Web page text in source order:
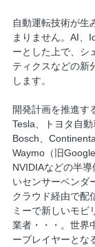
自動運転技術が生
まりません。AI、
ーとした上で、シ
ティクスなどの新
します。
開発計画を推進す
Tesla、トヨタ自
Bosch、
Waymo（旧
NVIDIAなどの半
いセンサーベンダ
クラウド経由で配
ミーで新しいモビ
業者・・・。世界
ープレイヤーとな